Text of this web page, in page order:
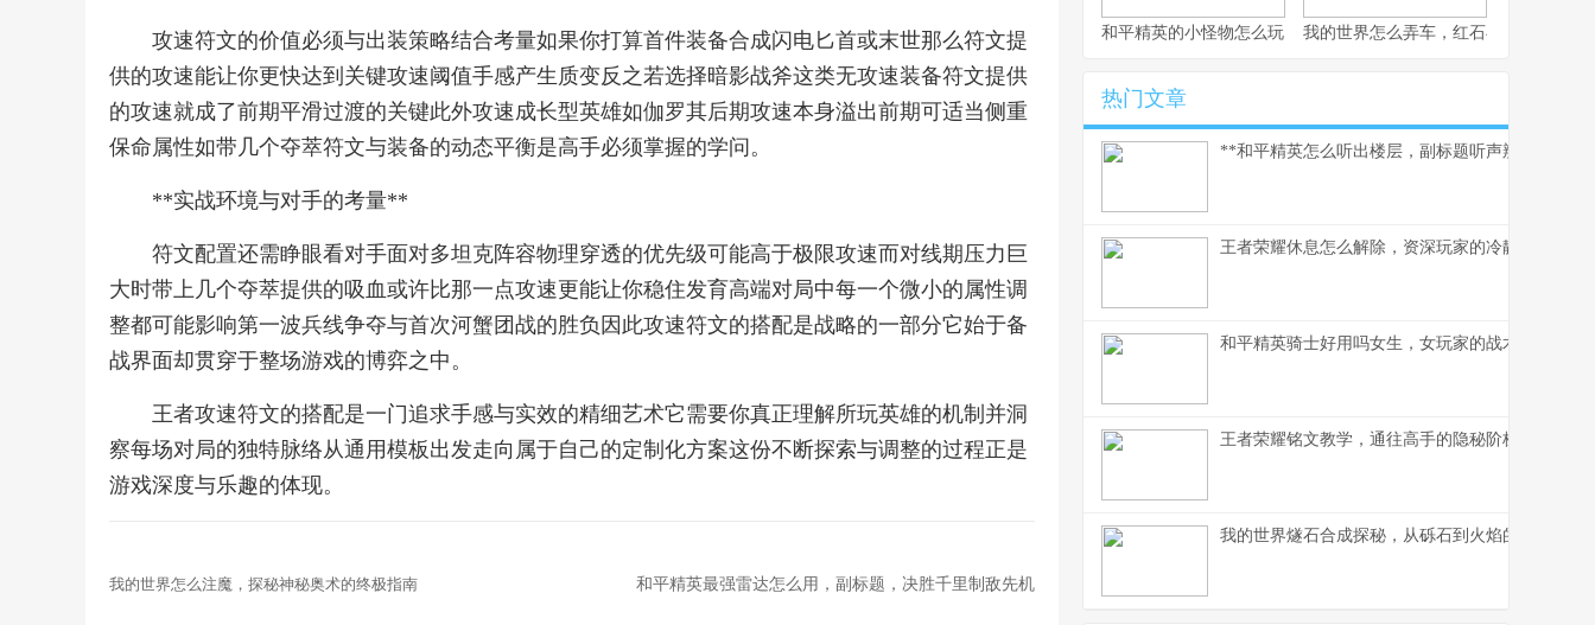
攻速符文的价值必须与出装策略结合考量如果你打算首件装备合成闪电匕首或末世那么符文提
供的攻速能让你更快达到关键攻速阈值手感产生质变反之若选择暗影战斧这类无攻速装备符文提供
的攻速就成了前期平滑过渡的关键此外攻速成长型英雄如伽罗其后期攻速本身溢出前期可适当侧重
保命属性如带几个夺萃符文与装备的动态平衡是高手必须掌握的学问。
**实战环境与对手的考量**
符文配置还需睁眼看对手面对多坦克阵容物理穿透的优先级可能高于极限攻速而对线期压力巨
大时带上几个夺萃提供的吸血或许比那一点攻速更能让你稳住发育高端对局中每一个微小的属性调
整都可能影响第一波兵线争夺与首次河蟹团战的胜负因此攻速符文的搭配是战略的一部分它始于备
战界面却贯穿于整场游戏的博弈之中。
王者攻速符文的搭配是一门追求手感与实效的精细艺术它需要你真正理解所玩英雄的机制并洞
察每场对局的独特脉络从通用模板出发走向属于自己的定制化方案这份不断探索与调整的过程正是
游戏深度与乐趣的体现。
我的世界怎么注魔，探秘神秘奥术的终极指南 和平精英最强雷达怎么用，副标题，决胜千里制敌先机
和平精英的小怪物怎么玩，战术细节与实战心得我的世界怎么弄车，红石与创造的交响
热门文章
**和平精英怎么听出楼层，副标题听声辨位决胜攻
王者荣耀休息怎么解除，资深玩家的冷静思考与
和平精英骑士好用吗女生，女玩家的战术美学与实
王者荣耀铭文教学，通往高手的隐秘阶梯副标题，
我的世界燧石合成探秘，从砾石到火焰的生存艺术